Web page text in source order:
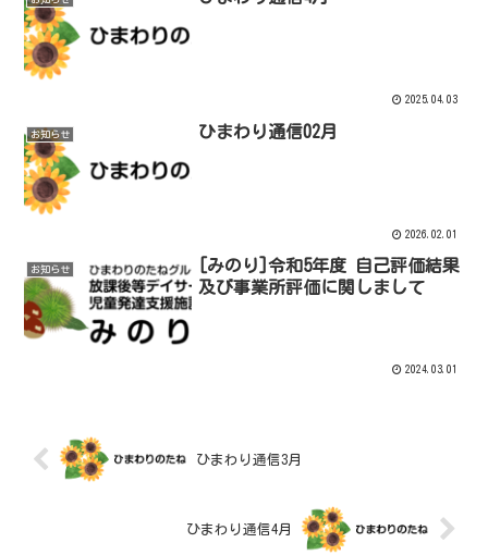
2025.04.03
お知らせ ひまわり通信02月
2026.02.01
お知らせ
[みのり]令和5年度 自己評価結果
及び事業所評価に関しまして
2024.03.01
ひまわり通信3月
ひまわり通信4月